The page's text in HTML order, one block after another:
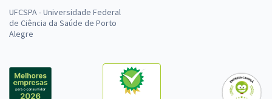
UFCSPA - Universidade Federal
de Ciência da Saúde de Porto
Alegre